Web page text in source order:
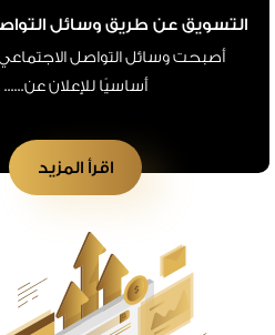
التسويق عن طريق وسائل
أصبحت وسائل التواصل الاجتماعي
أساسيًا للإعلان عن......
اقرأ المزيد